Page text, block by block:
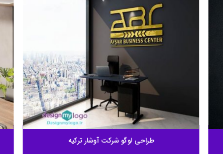
طراحی لوگو شرکت آوشار ترکیه